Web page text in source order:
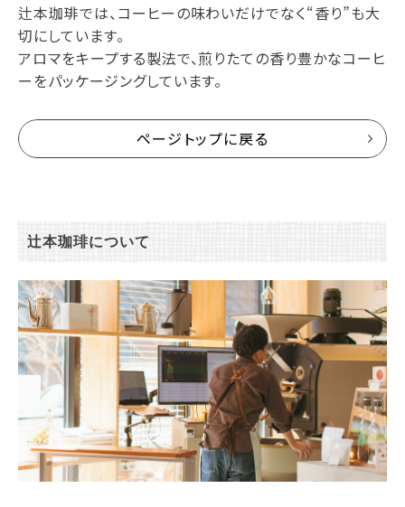
辻本珈琲では、コーヒーの味わいだけでなく“香り”も大
切にしています。
アロマをキープする製法で、煎りたての香り豊かなコーヒ
ーをパッケージングしています。
ページトップに戻る
辻本珈琲について